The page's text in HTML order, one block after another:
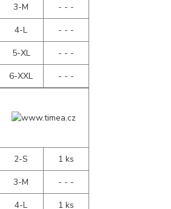
3-M
- - -
4-L
- - -
5-XL
- - -
6-XXL
- - -
2-S
1 ks
3-M
- - -
4-L
1 ks